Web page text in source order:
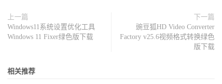
上一篇
Windows11系统设置优化工具
Windows 11 Fixer绿色版下载
下一篇
豌豆狐HD Video Converter
Factory v25.6视频格式转换绿色
版下载
相关推荐